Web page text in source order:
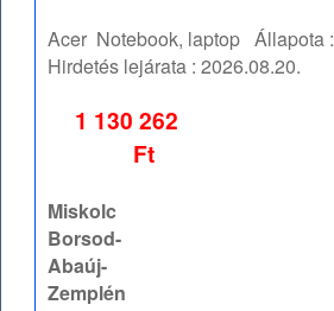
Acer Notebook, laptop Állapota :
Hirdetés lejárata :2026.08.20.
1 130 262
Ft
Miskolc
Borsod-
Abaúj-
Zemplén